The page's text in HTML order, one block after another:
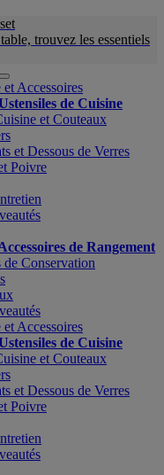
trouvez les essentiels
Accessoires
de Cuisine
et Couteaux
et Dessous de Verres
Poivre
de Rangement
Conservation
Accessoires
de Cuisine
et Couteaux
et Dessous de Verres
Poivre